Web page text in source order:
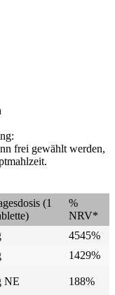
frei gewählt werden,
(1
%
NRV*
4545%
1429%
NE 188%